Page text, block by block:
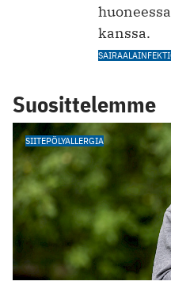
kanssa.
Suosittelemme
SIITEPÖLYALLERGIA